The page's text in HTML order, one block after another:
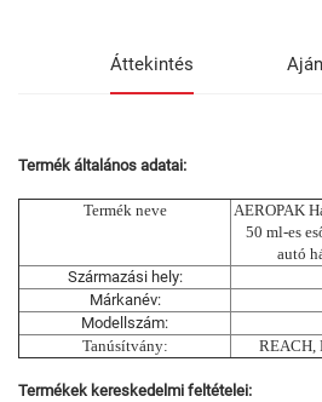
Áttekintés
Termék általános adatai:
Termék neve AEROPAK
50 ml-es
autó
Származási hely:
Márkanév:
Modellszám:
Tanúsítvány:
REACH,
Termékek kereskedelmi feltételei: